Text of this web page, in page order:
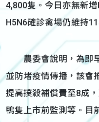
4,800隻。今日亦無新
H5N6確診禽場仍維持11
農委會說明，為即早
並防堵疫情傳播，該會
提高撲殺補償費至8成
鴨隻上市前監測等。目